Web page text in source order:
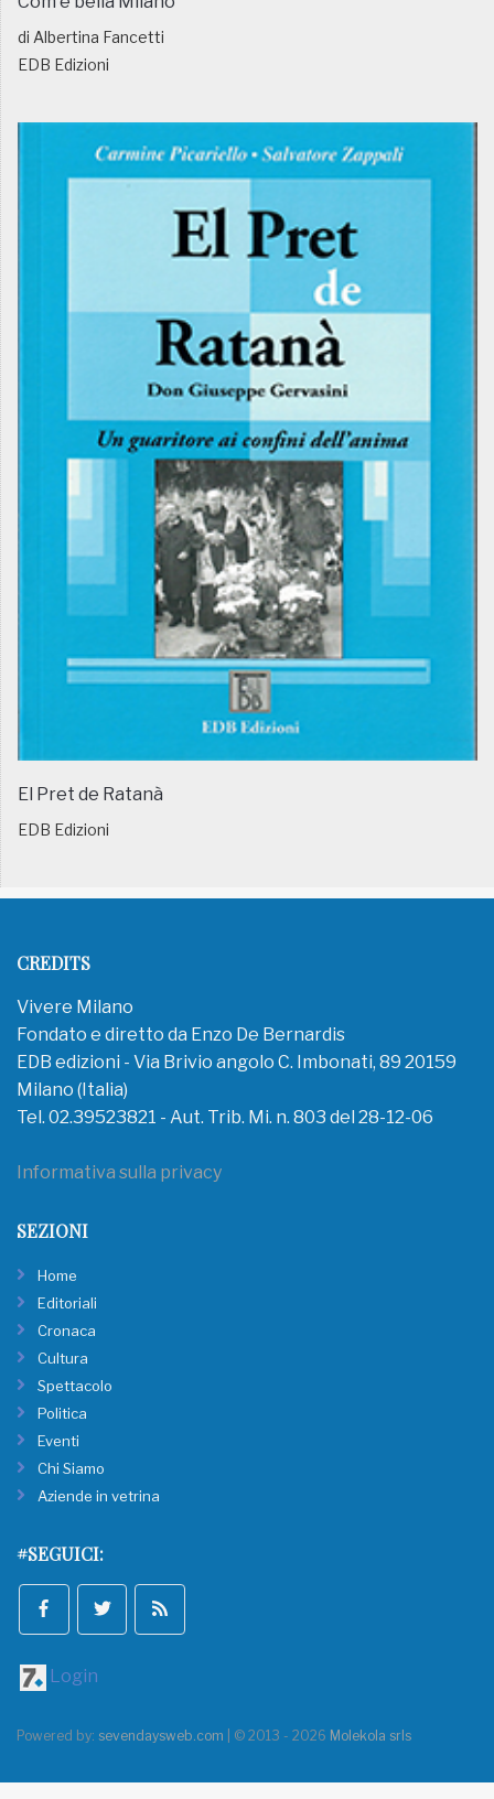
di Albertina Fancetti
EDB Edizioni
El Pret de Ratanà
EDB Edizioni
CREDITS
Vivere Milano
Fondato e diretto da Enzo De Bernardis
EDB edizioni - Via Brivio angolo C. Imbonati, 89 20159
Milano (Italia)
Tel. 02.39523821 - Aut. Trib. Mi. n. 803 del 28-12-06
Informativa sulla privacy
SEZIONI
Home
Editoriali
Cronaca
Cultura
Spettacolo
Politica
Eventi
Chi Siamo
Aziende in vetrina
#SEGUICI:
Login
Powered by: sevendaysweb.com | © 2013 - 2026 Molekola srls